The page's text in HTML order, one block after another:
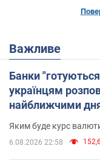
Важливе
Банки
українцям
найближчими
Яким буде курс
6.08.2026 22:58